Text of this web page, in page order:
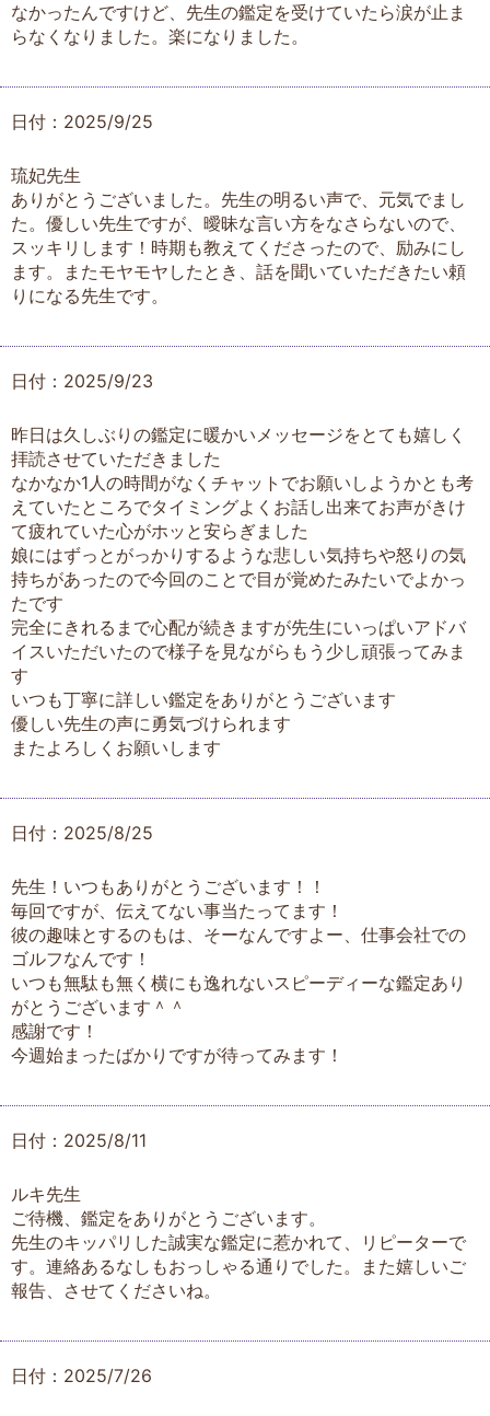
なかったんですけど、先生の鑑定を受けていたら涙が止ま
らなくなりました。楽になりました。
日付：2025/9/25
琉妃先生
ありがとうございました。先生の明るい声で、元気でまし
た。優しい先生ですが、曖昧な言い方をなさらないので、
スッキリします！時期も教えてくださったので、励みにし
ます。またモヤモヤしたとき、話を聞いていただきたい頼
りになる先生です。
日付：2025/9/23
昨日は久しぶりの鑑定に暖かいメッセージをとても嬉しく
拝読させていただきました
なかなか1人の時間がなくチャットでお願いしようかとも考
えていたところでタイミングよくお話し出来てお声がきけ
て疲れていた心がホッと安らぎました
娘にはずっとがっかりするような悲しい気持ちや怒りの気
持ちがあったので今回のことで目が覚めたみたいでよかっ
たです
完全にきれるまで心配が続きますが先生にいっぱいアドバ
イスいただいたので様子を見ながらもう少し頑張ってみま
す
いつも丁寧に詳しい鑑定をありがとうございます
優しい先生の声に勇気づけられます
またよろしくお願いします
日付：2025/8/25
先生！いつもありがとうございます！！
毎回ですが、伝えてない事当たってます！
彼の趣味とするのもは、そーなんですよー、仕事会社での
ゴルフなんです！
いつも無駄も無く横にも逸れないスピーディーな鑑定あり
がとうございます＾＾
感謝です！
今週始まったばかりですが待ってみます！
日付：2025/8/11
ルキ先生
ご待機、鑑定をありがとうございます。
先生のキッパリした誠実な鑑定に惹かれて、リピーターで
す。連絡あるなしもおっしゃる通りでした。また嬉しいご
報告、させてくださいね。
日付：2025/7/26